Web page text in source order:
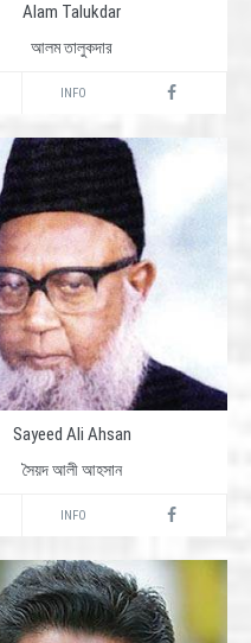
Alam Talukdar
আলম তালুকদার
INFO
Sayeed Ali Ahsan
সৈয়দ আলী আহসান
INFO